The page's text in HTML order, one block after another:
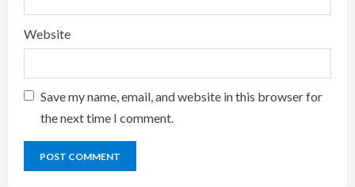
Website
Save my name, email, and website in this browser for
the next time I comment.